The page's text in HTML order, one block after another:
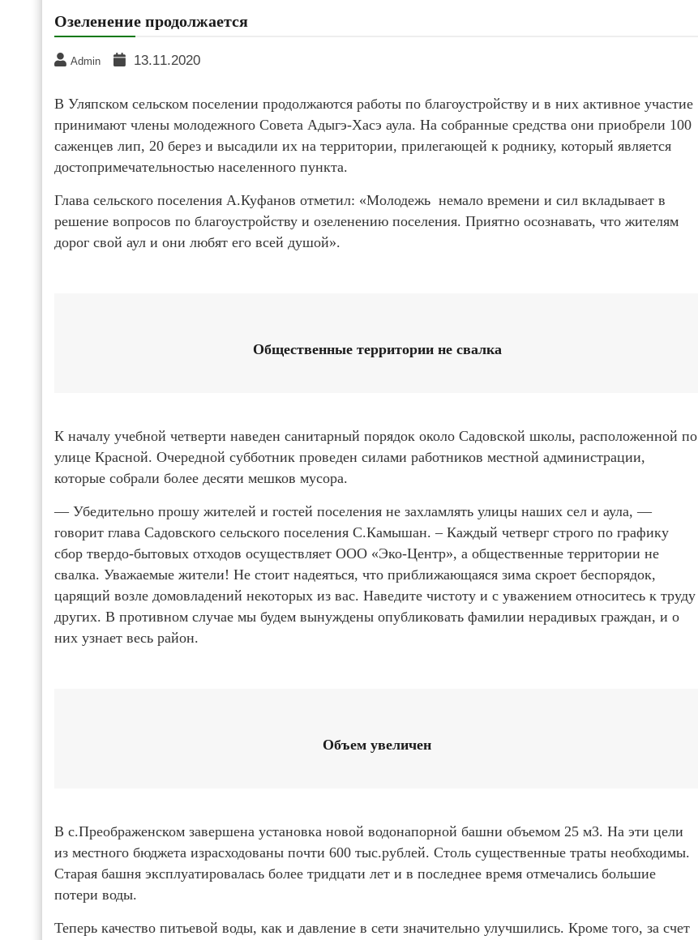
Озеленение продолжается
Admin 13.11.2020
В Уляпском сельском поселении продолжаются работы по благоустройству и в них активное участие
принимают члены молодежного Совета Адыгэ-Хасэ аула. На собранные средства они приобрели 100
саженцев лип, 20 берез и высадили их на территории, прилегающей к роднику, который является
достопримечательностью населенного пункта.
Глава сельского поселения А.Куфанов отметил: «Молодежь немало времени и сил вкладывает в
решение вопросов по благоустройству и озеленению поселения. Приятно осознавать, что жителям
дорог свой аул и они любят его всей душой».
Общественные территории не свалка
К началу учебной четверти наведен санитарный порядок около Садовской школы, расположенной по
улице Красной. Очередной субботник проведен силами работников местной администрации,
которые собрали более десяти мешков мусора.
— Убедительно прошу жителей и гостей поселения не захламлять улицы наших сел и аула, —
говорит глава Садовского сельского поселения С.Камышан. – Каждый четверг строго по графику
сбор твердо-бытовых отходов осуществляет ООО «Эко-Центр», а общественные территории не
свалка. Уважаемые жители! Не стоит надеяться, что приближающаяся зима скроет беспорядок,
царящий возле домовладений некоторых из вас. Наведите чистоту и с уважением относитесь к труду
других. В противном случае мы будем вынуждены опубликовать фамилии нерадивых граждан, и о
них узнает весь район.
Объем увеличен
В с.Преображенском завершена установка новой водонапорной башни объемом 25 м3. На эти цели
из местного бюджета израсходованы почти 600 тыс.рублей. Столь существенные траты необходимы.
Старая башня эксплуатировалась более тридцати лет и в последнее время отмечались большие
потери воды.
Теперь качество питьевой воды, как и давление в сети значительно улучшились. Кроме того, за счет